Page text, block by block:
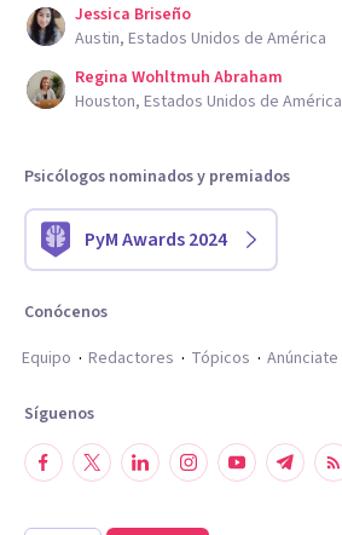
Jessica Briseño
Austin, Estados Unidos de América
Regina Wohltmuh Abraham
Houston, Estados Unidos de América
Psicólogos nominados y premiados
PyM Awards 2024
Conócenos
Equipo
Redactores Tópicos Anúnciate
Síguenos